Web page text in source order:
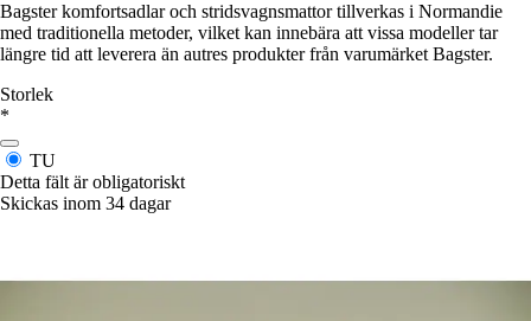
Bagster komfortsadlar och stridsvagnsmattor tillverkas i Normandie
med traditionella metoder, vilket kan innebära att vissa modeller tar
längre tid att leverera än autres produkter från varumärket Bagster.
Storlek
*
TU
Detta fält är obligatoriskt
Skickas inom 34 dagar